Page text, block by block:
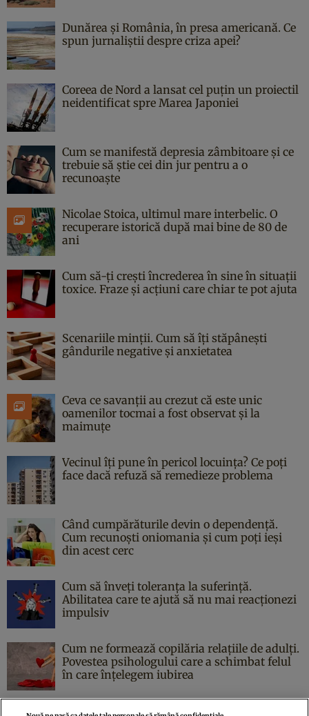
Dunărea și România, în presa americană. Ce
spun jurnaliștii despre criza apei?
Coreea de Nord a lansat cel puțin un proiectil
neidentificat spre Marea Japoniei
Cum se manifestă depresia zâmbitoare și ce
trebuie să știe cei din jur pentru a o
recunoaște
Nicolae Stoica, ultimul mare interbelic. O
recuperare istorică după mai bine de 80 de
ani
Cum să-ți crești încrederea în sine în situații
toxice. Fraze și acțiuni care chiar te pot ajuta
Scenariile minții. Cum să îți stăpânești
gândurile negative și anxietatea
Ceva ce savanții au crezut că este unic
oamenilor tocmai a fost observat și la
maimuțe
Vecinul îți pune în pericol locuința? Ce poți
face dacă refuză să remedieze problema
Când cumpărăturile devin o dependență.
Cum recunoști oniomania și cum poți ieși
din acest cerc
Cum să înveți toleranța la suferință.
Abilitatea care te ajută să nu mai reacționezi
impulsiv
Cum ne formează copilăria relațiile de adulți.
Povestea psihologului care a schimbat felul
în care înțelegem iubirea